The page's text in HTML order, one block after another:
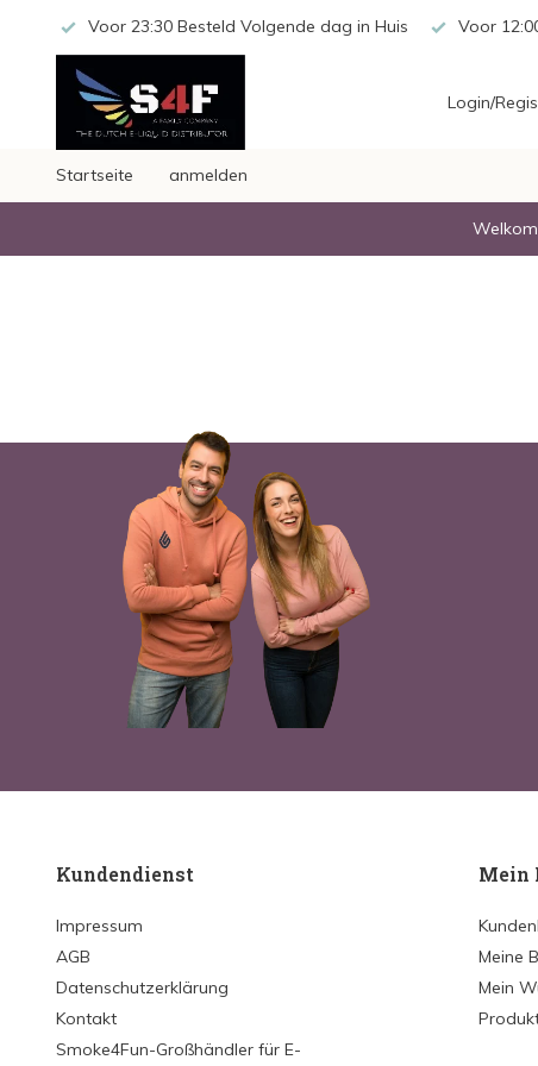
Voor 23:30 Besteld Volgende dag in Huis Voor
Login/
Startseite anmelden
Kundendienst
Impressum
AGB
Datenschutzerklärung
Kontakt
Smoke4Fun-Großhändler für E-
Mein
Meine
Mein